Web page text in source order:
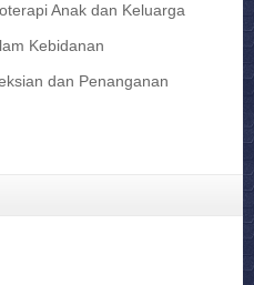
Anak dan Keluarga
Kebidanan
dan Penanganan